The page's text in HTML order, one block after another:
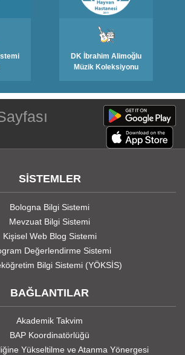
DK İbrahim Alimoğlu
Müzik Koleksiyonu
SİSTEMLER
Bologna Bilgi Sistemi
Mevzuat Bilgi Sistemi
Kişisel Web Blog Sistemi
Değerlendirme Sistemi
Bilgi Sistemi (YÖKSİS)
BAĞLANTILAR
Akademik Takvim
BAP Koordinatörlüğü
Yükseltilme ve Atanma Yönergesi